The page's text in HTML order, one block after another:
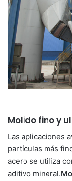
Molido fino y
Las aplicaciones
partículas más
acero se utiliza
aditivo mineral.